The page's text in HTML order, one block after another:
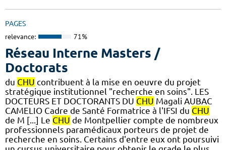
PAGES
relevance: 71%
Réseau Interne Masters /
Doctorats
du CHU contribuent à la mise en oeuvre du projet
stratégique institutionnel "recherche en soins". LES
DOCTEURS ET DOCTORANTS DU CHU Magali AUBAC
CAMELIO Cadre de Santé Formatrice à l'IFSI du CHU
de M [...] Le CHU de Montpellier compte de nombreux
professionnels paramédicaux porteurs de projet de
recherche en soins. Certains d'entre eux ont poursuivi